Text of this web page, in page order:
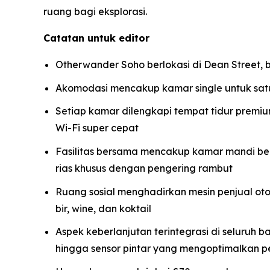
ruang bagi eksplorasi.
Catatan untuk editor
Otherwander Soho berlokasi di Dean
Akomodasi mencakup kamar single untuk
Setiap kamar dilengkapi tempat tidur
Wi-Fi super cepat
Fasilitas bersama mencakup kamar mandi
rias khusus dengan pengering rambut
Ruang sosial menghadirkan mesin penjual
bir, wine, dan koktail
Aspek keberlanjutan terintegrasi di seluruh
hingga sensor pintar yang mengoptimalkan